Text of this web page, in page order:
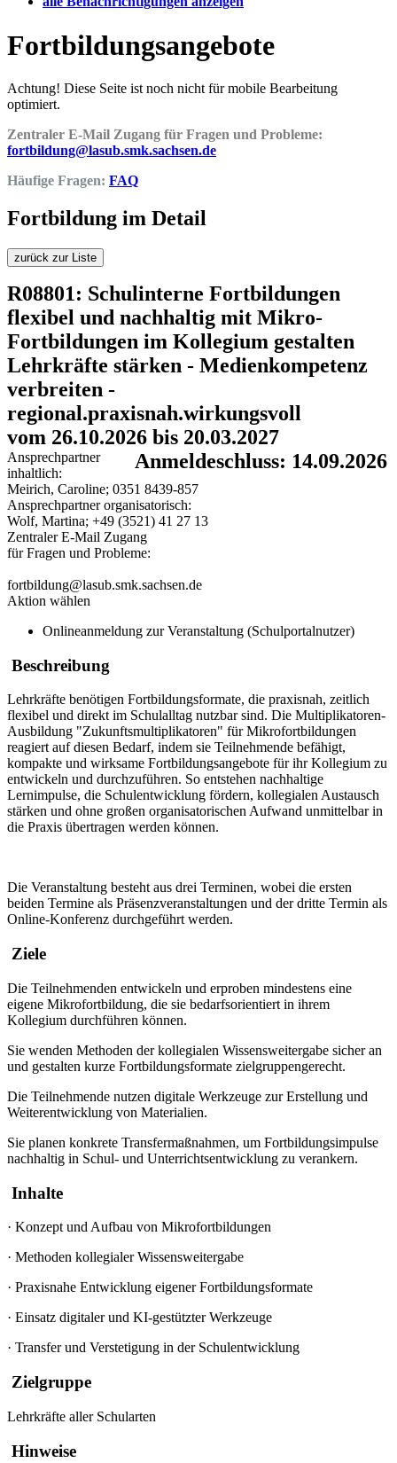
Fortbildungsangebote
Achtung! Diese Seite ist noch nicht für mobile Bearbeitung
optimiert.
Zentraler E-Mail Zugang für Fragen und Probleme:
fortbildung@lasub.smk.sachsen.de
Häufige Fragen: FAQ
Fortbildung im Detail
zurück zur Liste
R08801: Schulinterne Fortbildungen
flexibel und nachhaltig mit Mikro-
Fortbildungen im Kollegium gestalten
Lehrkräfte stärken - Medienkompetenz
verbreiten -
regional.praxisnah.wirkungsvoll
vom 26.10.2026 bis 20.03.2027
Anmeldeschluss: 14.09.2026
Ansprechpartner
inhaltlich:
Meirich, Caroline; 0351 8439-857
Ansprechpartner organisatorisch:
Wolf, Martina; +49 (3521) 41 27 13
Zentraler E-Mail Zugang
für Fragen und Probleme:
fortbildung@lasub.smk.sachsen.de
Aktion wählen
Onlineanmeldung zur Veranstaltung (Schulportalnutzer)
Beschreibung
Lehrkräfte benötigen Fortbildungsformate, die praxisnah, zeitlich
flexibel und direkt im Schulalltag nutzbar sind. Die Multiplikatoren-
Ausbildung "Zukunftsmultiplikatoren" für Mikrofortbildungen
reagiert auf diesen Bedarf, indem sie Teilnehmende befähigt,
kompakte und wirksame Fortbildungsangebote für ihr Kollegium zu
entwickeln und durchzuführen. So entstehen nachhaltige
Lernimpulse, die Schulentwicklung fördern, kollegialen Austausch
stärken und ohne großen organisatorischen Aufwand unmittelbar in
die Praxis übertragen werden können.
Die Veranstaltung besteht aus drei Terminen, wobei die ersten
beiden Termine als Präsenzveranstaltungen und der dritte Termin als
Online-Konferenz durchgeführt werden.
Ziele
Die Teilnehmenden entwickeln und erproben mindestens eine
eigene Mikrofortbildung, die sie bedarfsorientiert in ihrem
Kollegium durchführen können.
Sie wenden Methoden der kollegialen Wissensweitergabe sicher an
und gestalten kurze Fortbildungsformate zielgruppengerecht.
Die Teilnehmende nutzen digitale Werkzeuge zur Erstellung und
Weiterentwicklung von Materialien.
Sie planen konkrete Transfermaßnahmen, um Fortbildungsimpulse
nachhaltig in Schul- und Unterrichtsentwicklung zu verankern.
Inhalte
· Konzept und Aufbau von Mikrofortbildungen
· Methoden kollegialer Wissensweitergabe
· Praxisnahe Entwicklung eigener Fortbildungsformate
· Einsatz digitaler und KI-gestützter Werkzeuge
· Transfer und Verstetigung in der Schulentwicklung
Zielgruppe
Lehrkräfte aller Schularten
Hinweise